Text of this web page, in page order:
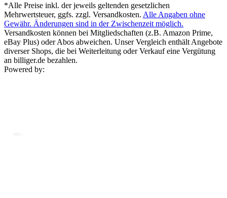
*Alle Preise inkl. der jeweils geltenden gesetzlichen
Mehrwertsteuer, ggfs. zzgl. Versandkosten. Alle Angaben ohne
Gewähr. Änderungen sind in der Zwischenzeit möglich.
Versandkosten können bei Mitgliedschaften (z.B. Amazon Prime,
eBay Plus) oder Abos abweichen. Unser Vergleich enthält Angebote
diverser Shops, die bei Weiterleitung oder Verkauf eine Vergütung
an billiger.de bezahlen.
Powered by: